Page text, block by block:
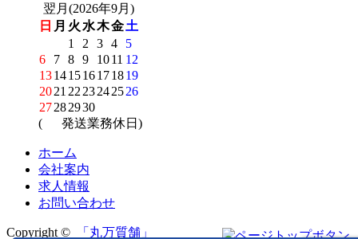
翌月(2026年9月)
日 月 火 水木金土
1
2 3 4
5
6
7 8 9 1011 12
13141516171819
2021 22 23242526
27282930
(
発送業務休日)
ホーム
会社案内
求人情報
お問い合わせ
Copyright © 「丸万質舗」